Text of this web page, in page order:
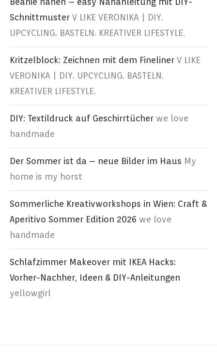
Schnittmuster V LIKE VERONIKA | DIY.
UPCYCLING. BASTELN. KREATIVER LIFESTYLE.
Kritzelblock: Zeichnen mit dem Fineliner V LIKE
VERONIKA | DIY. UPCYCLING. BASTELN.
KREATIVER LIFESTYLE.
DIY: Textildruck auf Geschirrtücher we love
handmade
Der Sommer ist da – neue Bilder im Haus My
home is my horst
Sommerliche Kreativworkshops in Wien: Craft &
Aperitivo Sommer Edition 2026 we love
handmade
Schlafzimmer Makeover mit IKEA Hacks:
Vorher-Nachher, Ideen & DIY-Anleitungen
yellowgirl